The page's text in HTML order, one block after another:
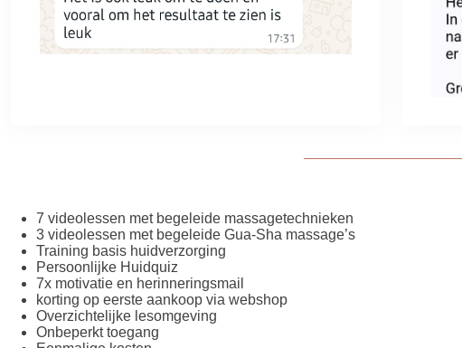
7 videolessen met begeleide massagetechnieken
3 videolessen met begeleide Gua-Sha massage’s
Training basis huidverzorging
Persoonlijke Huidquiz
7x motivatie en herinneringsmail
korting op eerste aankoop via webshop
Overzichtelijke lesomgeving
Onbeperkt toegang